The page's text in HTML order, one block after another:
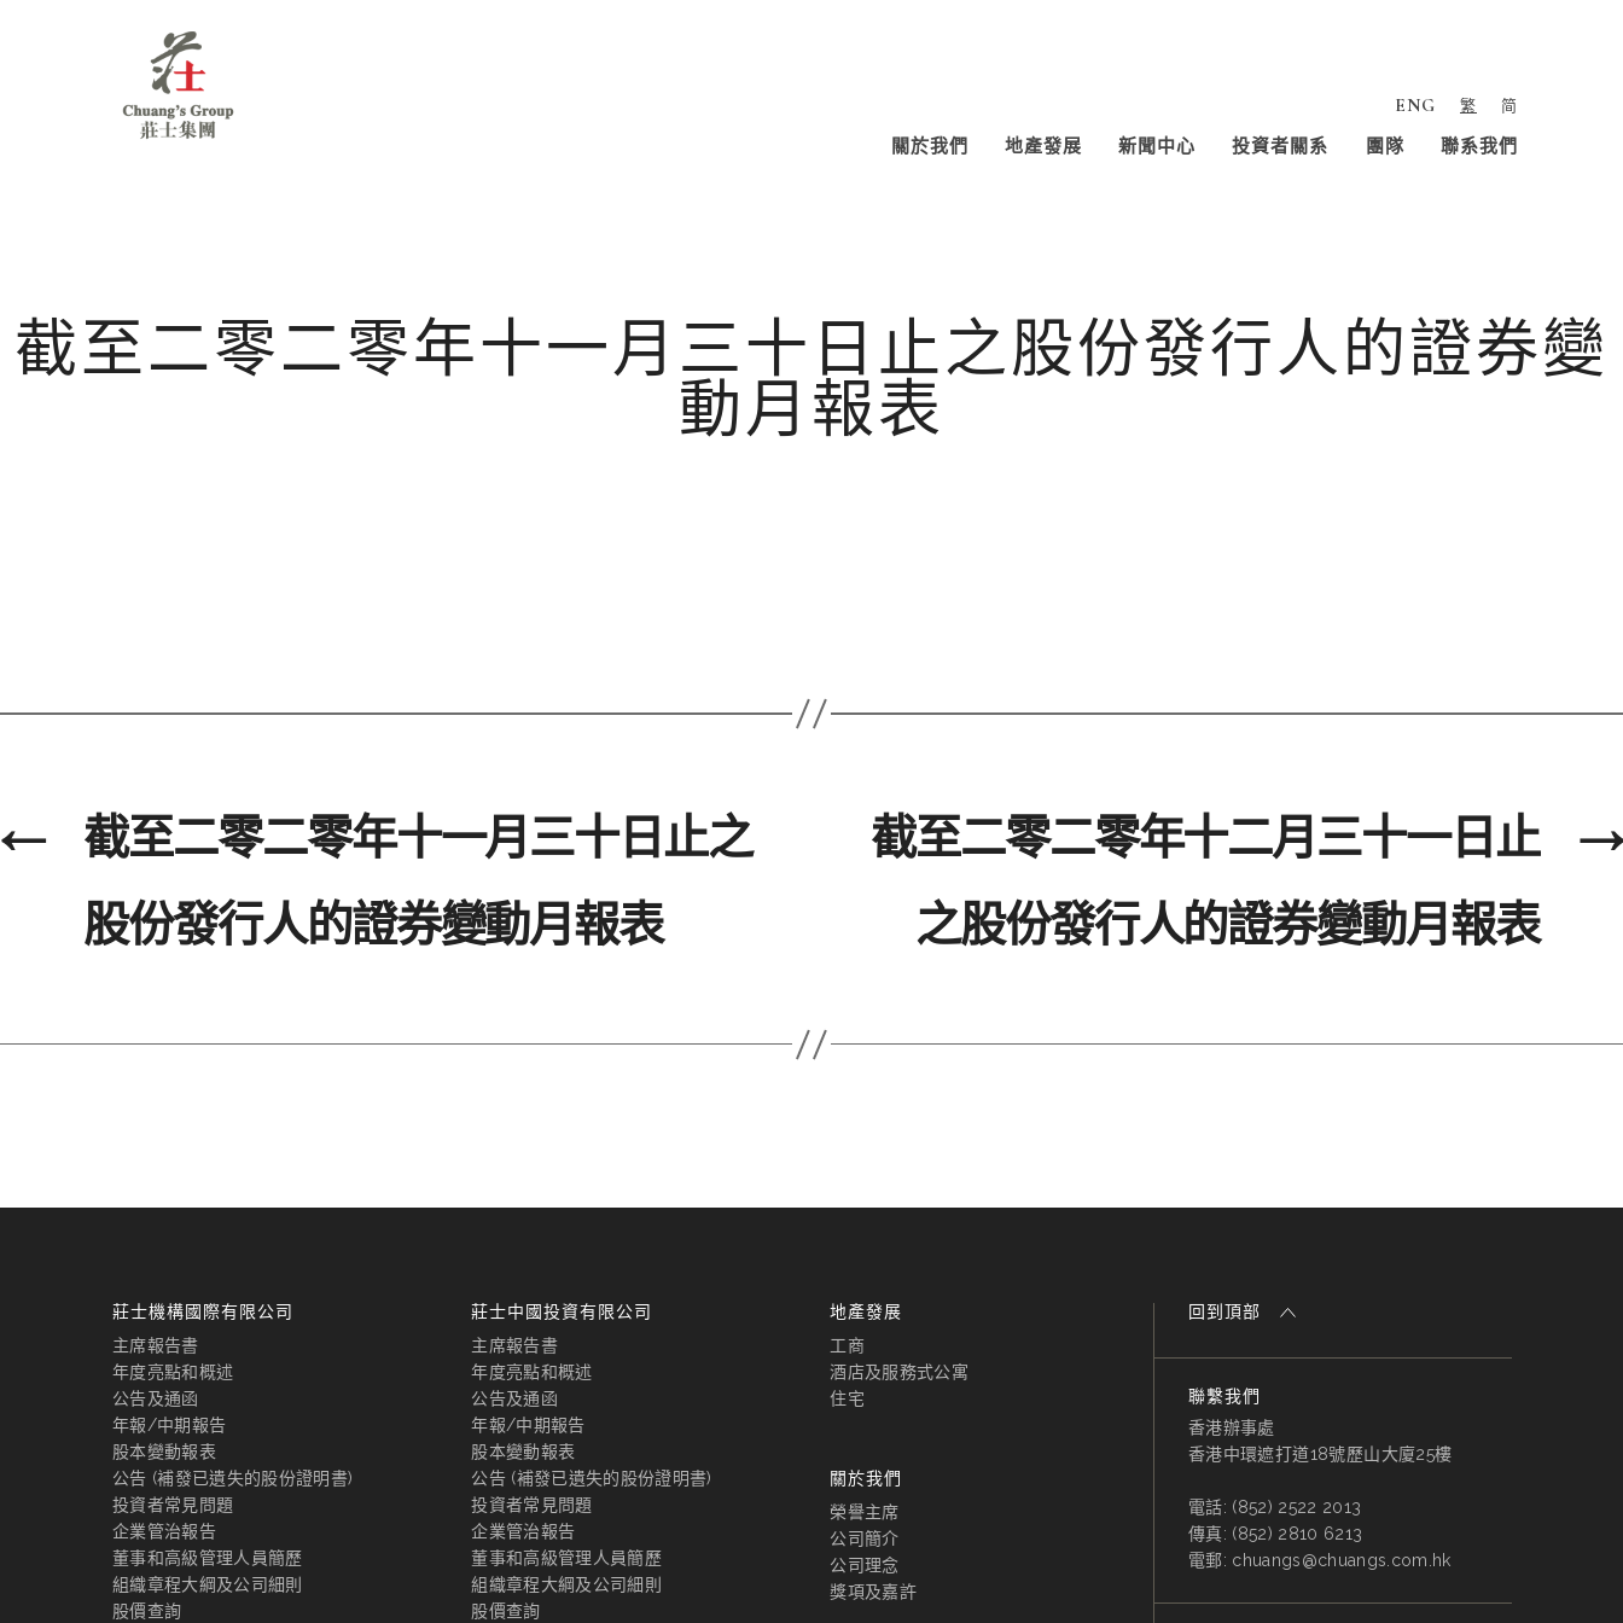
ENG 繁 简
關於我們 地產發展 新聞中心 投資者關系 團隊 聯系我們
截至二零二零年十一月三十日止之股份發行人的證券變
動月報表
←
截至二零二零年十一月三十日止之
股份發行人的證券變動月報表
→
截至二零二零年十二月三十一日止
之股份發行人的證券變動月報表
莊士機構國際有限公司
主席報告書
年度亮點和概述
公告及通函
年報/中期報告
股本變動報表
公告 (補發已遺失的股份證明書)
投資者常見問題
企業管治報告
董事和高級管理人員簡歷
組織章程大綱及公司細則
股價查詢
莊士中國投資有限公司
主席報告書
年度亮點和概述
公告及通函
年報/中期報告
股本變動報表
公告 (補發已遺失的股份證明書)
投資者常見問題
企業管治報告
董事和高級管理人員簡歷
組織章程大綱及公司細則
股價查詢
地產發展
工商
酒店及服務式公寓
住宅
關於我們
榮譽主席
公司簡介
公司理念
獎項及嘉許
回到頂部
聯繫我們
香港辦事處
香港中環遮打道18號歷山大廈25樓
電話: (852) 2522 2013
傳真: (852) 2810 6213
電郵: chuangs@chuangs.com.hk